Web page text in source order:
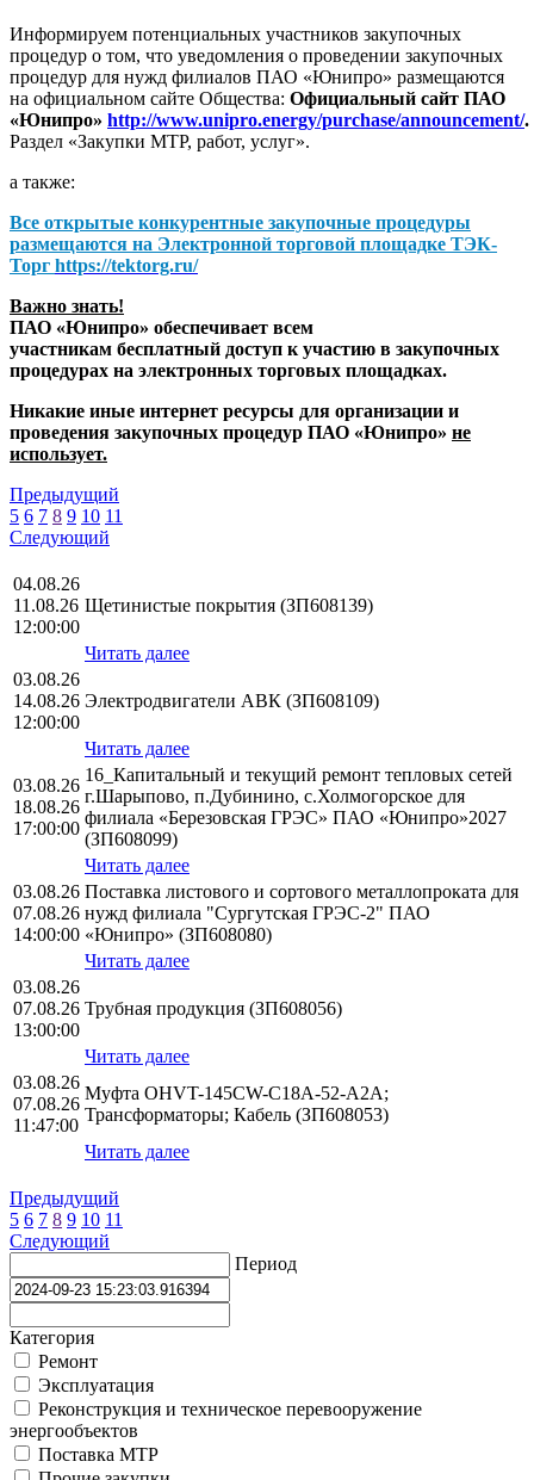
Информируем потенциальных участников закупочных
процедур о том, что уведомления о проведении закупочных
процедур для нужд филиалов ПАО «Юнипро» размещаются
на официальном сайте Общества: Официальный сайт ПАО
«Юнипро» http://www.unipro.energy/purchase/announcement/.
Раздел «Закупки МТР, работ, услуг».
а также:
Все открытые конкурентные закупочные процедуры
размещаются на Электронной торговой площадке ТЭК-
Торг https://tektorg.ru/
Важно знать!
ПАО «Юнипро» обеспечивает всем
участникам бесплатный доступ к участию в закупочных
процедурах на электронных торговых площадках.
Никакие иные интернет ресурсы для организации и
проведения закупочных процедур ПАО «Юнипро» не
использует.
Предыдущий
5 6 7 8 9 10 11
Следующий
04.08.26
11.08.26
12:00:00
Щетинистые покрытия (ЗП608139)
Читать далее
03.08.26
14.08.26
12:00:00
Электродвигатели АВК (ЗП608109)
Читать далее
03.08.26
18.08.26
17:00:00
16_Капитальный и текущий ремонт тепловых сетей
г.Шарыпово, п.Дубинино, с.Холмогорское для
филиала «Березовская ГРЭС» ПАО «Юнипро»2027
(ЗП608099)
Читать далее
03.08.26
07.08.26
14:00:00
Поставка листового и сортового металлопроката для
нужд филиала "Сургутская ГРЭС-2" ПАО
«Юнипро» (ЗП608080)
Читать далее
03.08.26
07.08.26
13:00:00
Трубная продукция (ЗП608056)
Читать далее
03.08.26
07.08.26
11:47:00
Муфта OHVT-145CW-C18A-52-A2A;
Трансформаторы; Кабель (ЗП608053)
Читать далее
Предыдущий
5 6 7 8 9 10 11
Следующий
Период
Категория
Ремонт
Эксплуатация
Реконструкция и техническое перевооружение
энергообъектов
Поставка МТР